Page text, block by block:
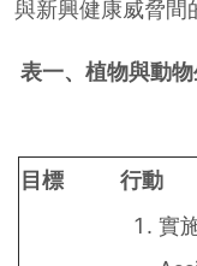
與新興健康威脅間
表一、植物與動
目標 行動
實